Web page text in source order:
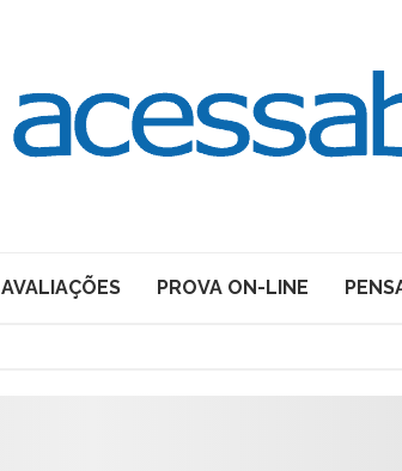
AVALIAÇÕES PROVA ON-LINE